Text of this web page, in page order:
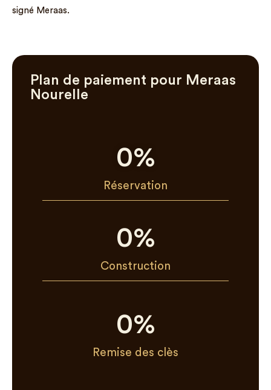
signé Meraas.
Plan de paiement pour Meraas
Nourelle
Réservation
0%
Construction
0%
Remise des clès
0%